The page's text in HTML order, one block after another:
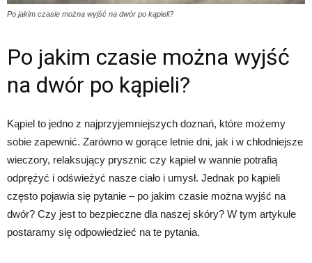
Po jakim czasie można wyjść na dwór po kąpieli?
Po jakim czasie można wyjść
na dwór po kąpieli?
Kąpiel to jedno z najprzyjemniejszych doznań, które możemy
sobie zapewnić. Zarówno w gorące letnie dni, jak i w chłodniejsze
wieczory, relaksujący prysznic czy kąpiel w wannie potrafią
odprężyć i odświeżyć nasze ciało i umysł. Jednak po kąpieli
często pojawia się pytanie – po jakim czasie można wyjść na
dwór? Czy jest to bezpieczne dla naszej skóry? W tym artykule
postaramy się odpowiedzieć na te pytania.